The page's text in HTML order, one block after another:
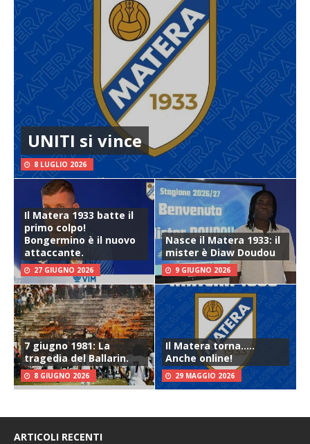
UNITI si vince
8 LUGLIO 2026
Il Matera 1933 batte il
primo colpo!
Bongermino è il nuovo
attaccante.
27 GIUGNO 2026
Nasce il Matera 1933: il
mister è Diaw Doudou
9 GIUGNO 2026
7 giugno 1981: La
tragedia del Ballarin.
8 GIUGNO 2026
Il Matera torna…..
Anche online!
29 MAGGIO 2026
ARTICOLI RECENTI